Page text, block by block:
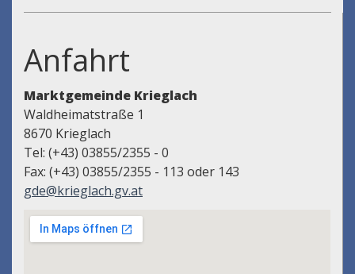
Anfahrt
Marktgemeinde Krieglach
Waldheimatstraße 1
8670 Krieglach
Tel: (+43) 03855/2355 - 0
Fax: (+43) 03855/2355 - 113 oder 143
gde@krieglach.gv.at